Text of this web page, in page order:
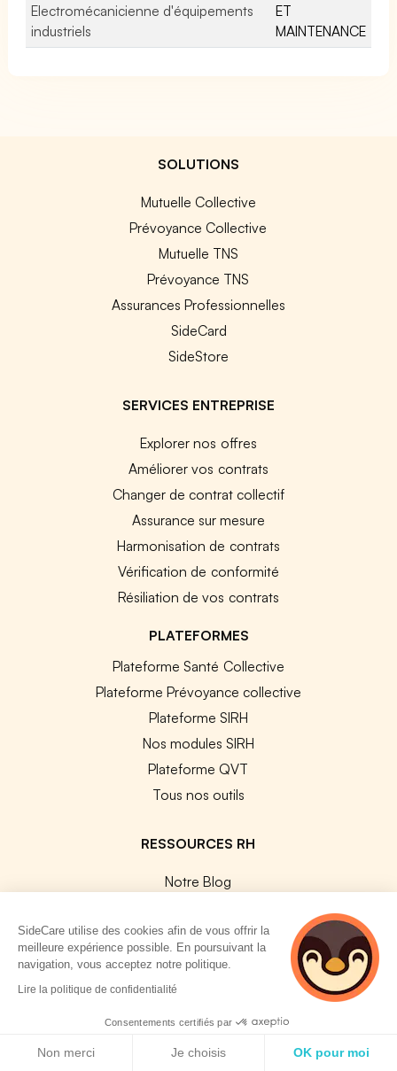
Electromécanicienne d'équipements
industriels
ET
MAINTENANCE
SOLUTIONS
Mutuelle Collective
Prévoyance Collective
Mutuelle TNS
Prévoyance TNS
Assurances Professionnelles
SideCard
SideStore
SERVICES ENTREPRISE
Explorer nos offres
Améliorer vos contrats
Changer de contrat collectif
Assurance sur mesure
Harmonisation de contrats
Vérification de conformité
Résiliation de vos contrats
PLATEFORMES
Plateforme Santé Collective
Plateforme Prévoyance collective
Plateforme SIRH
Nos modules SIRH
Plateforme QVT
Tous nos outils
RESSOURCES RH
Notre Blog
Guides Entreprises
Les conventions collectives
Les codes APE / NAF
Le PMSS par année
SideCare utilise des cookies afin de vous offrir la
meilleure expérience possible. En poursuivant la
navigation, vous acceptez notre politique.
Lire la politique de confidentialité
Consentements certifiés par
Non merci Je choisis OK pour moi
5 personnes
consultent
actuellement cette